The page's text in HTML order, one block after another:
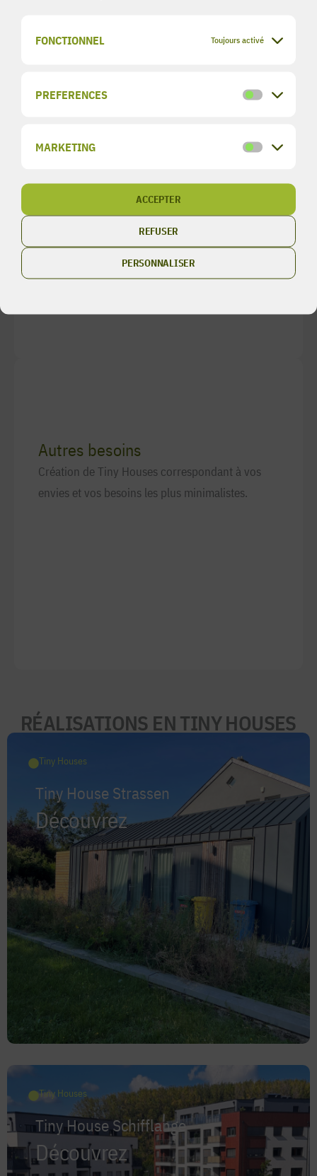
FONCTIONNEL Toujours activé
PREFERENCES
MARKETING
ACCEPTER
REFUSER
PERSONNALISER
Solution d'urgence
un besoin urgent.
Autres besoins
Création de Tiny Houses correspondant à vos
envies et vos besoins les plus minimalistes.
RÉALISATIONS EN TINY HOUSES
Tiny Houses
Tiny House Strassen
Découvrez
Tiny Houses
Tiny House Schifflange
Découvrez